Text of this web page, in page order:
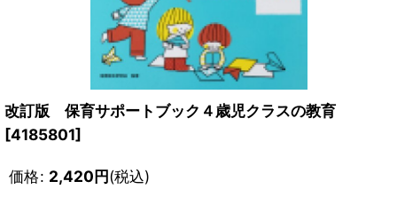
改訂版 保育サポートブック４歳児クラスの教育
[4185801]
価格: 2,420円(税込)